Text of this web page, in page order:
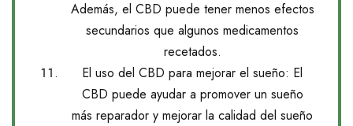
Además, el CBD puede tener menos efectos
secundarios que algunos medicamentos
recetados.
El uso del CBD para mejorar el sueño: El
CBD puede ayudar a promover un sueño
más reparador y mejorar la calidad del sueño